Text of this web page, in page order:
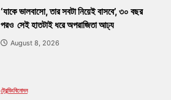
‘যাকে ভালবাসো, তার সবটা নিয়েই বাসবে’, ৩০ বছর
পরও সেই হাতটাই ধরে অপরাজিতা আঢ্য
August 8, 2026
ট্রেন্ডিংবিনোদন